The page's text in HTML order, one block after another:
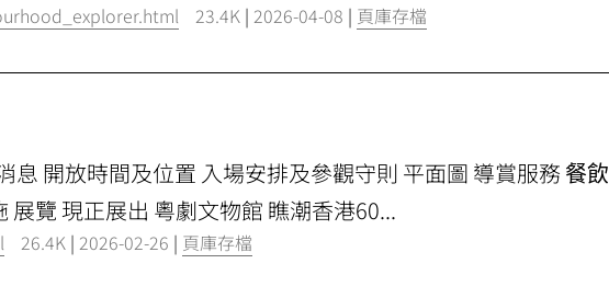
23.4K |2026-04-08 | 頁庫存檔
息 開放時間及位置 入場安排及參觀守則 平面圖 導賞服務 餐飲
覽 現正展出 粵劇文物館 瞧潮香港60...
26.4K |2026-02-26 | 頁庫存檔